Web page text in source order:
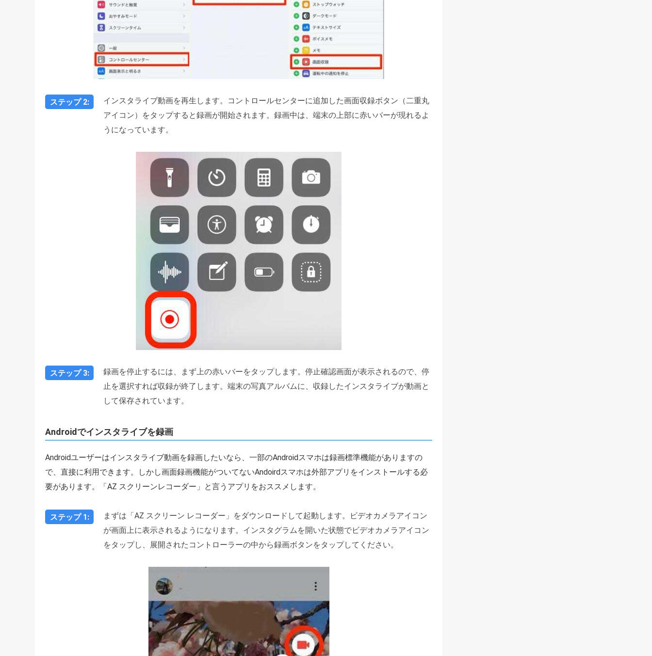
ステップ 2:
インスタライブ動画を再生します。コントロールセンターに追加した画面収録ボタン（二重丸
アイコン）をタップすると録画が開始されます。録画中は、端末の上部に赤いバーが現れるよ
うになっています。
ステップ 3:
録画を停止するには、まず上の赤いバーをタップします。停止確認画面が表示されるので、停
止を選択すれば収録が終了します。端末の写真アルバムに、収録したインスタライブが動画と
して保存されています。
Androidでインスタライブを録画
Androidユーザーはインスタライブ動画を録画したいなら、一部のAndroidスマホは録画標準機能がありますの
で、直接に利用できます。しかし画面録画機能がついてないAndoirdスマホは外部アプリをインストールする必
要があります。「AZ スクリーンレコーダー」と言うアプリをおススメします。
ステップ 1:
まずは「AZ スクリーン レコーダー」をダウンロードして起動します。ビデオカメラアイコン
が画面上に表示されるようになります。インスタグラムを開いた状態でビデオカメラアイコン
をタップし、展開されたコントローラーの中から録画ボタンをタップしてください。